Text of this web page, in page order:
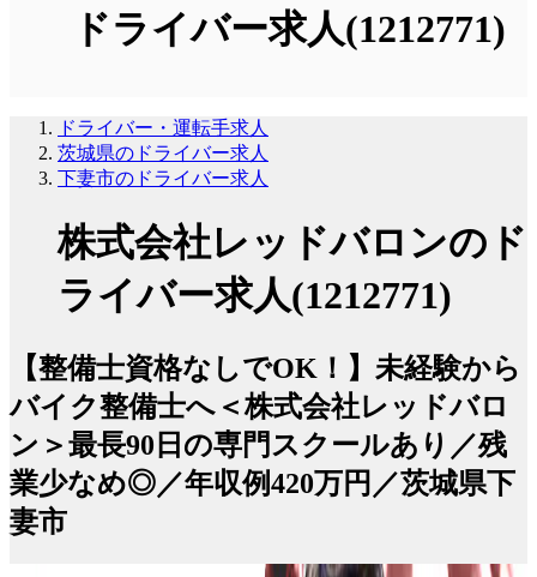
ドライバー求人(1212771)
ドライバー・運転手求人
茨城県のドライバー求人
下妻市のドライバー求人
株式会社レッドバロンのド
ライバー求人(1212771)
【整備士資格なしでOK！】未経験から
バイク整備士へ＜株式会社レッドバロ
ン＞最長90日の専門スクールあり／残
業少なめ◎／年収例420万円／茨城県下
妻市